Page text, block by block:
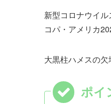
新型コロナウイ
コパ・アメリカ
大黒柱ハメスの